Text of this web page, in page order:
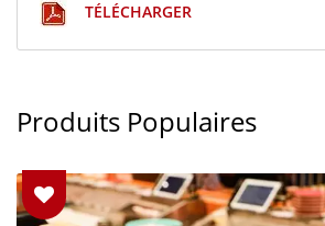
TÉLÉCHARGER
Produits Populaires